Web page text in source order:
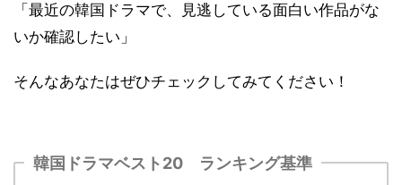
「最近の韓国ドラマで、見逃している面白い作品がな
いか確認したい」
そんなあなたはぜひチェックしてみてください！
韓国ドラマベスト20 ランキング基準